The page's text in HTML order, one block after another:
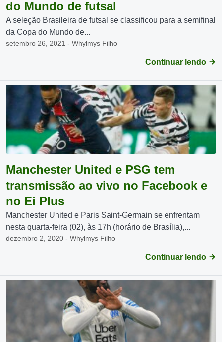
do Mundo de futsal
A seleção Brasileira de futsal se classificou para a semifinal
da Copa do Mundo de...
setembro 26, 2021 - Whylmys Filho
Continuar lendo
Manchester United e PSG tem
transmissão ao vivo no Facebook e
no Ei Plus
Manchester United e Paris Saint-Germain se enfrentam
nesta quarta-feira (02), às 17h (horário de Brasília),...
dezembro 2, 2020 - Whylmys Filho
Continuar lendo